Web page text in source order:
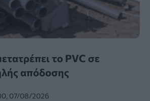
το PVC σε
απόδοσης
07/08/2026